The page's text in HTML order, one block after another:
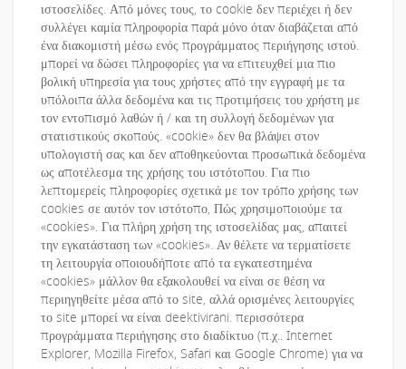
ιστοσελίδες. Από μόνες τους, το cookie δεν περιέχει ή δεν
συλλέγει καμία πληροφορία παρά μόνο όταν διαβάζεται από
ένα διακομιστή μέσω ενός προγράμματος περιήγησης ιστού.
μπορεί να δώσει πληροφορίες για να επιτευχθεί μια πιο
βολική υπηρεσία για τους χρήστες από την εγγραφή με τα
υπόλοιπα άλλα δεδομένα και τις προτιμήσεις του χρήστη με
τον εντοπισμό λαθών ή / και τη συλλογή δεδομένων για
στατιστικούς σκοπούς. «cookie» δεν θα βλάψει στον
υπολογιστή σας και δεν αποθηκεύονται προσωπικά δεδομένα
ως αποτέλεσμα της χρήσης του ιστότοπου. Για πιο
λεπτομερείς πληροφορίες σχετικά με τον τρόπο χρήσης των
cookies σε αυτόν τον ιστότοπο, Πώς χρησιμοποιούμε τα
«cookies». Για πλήρη χρήση της ιστοσελίδας μας, απαιτεί
την εγκατάσταση των «cookies». Αν θέλετε να τερματίσετε
τη λειτουργία οποιουδήποτε από τα εγκατεστημένα
«cookies» μάλλον θα εξακολουθεί να είναι σε θέση να
περιηγηθείτε μέσα από το site, αλλά ορισμένες λειτουργίες
το site μπορεί να είναι deektivirani. περισσότερα
προγράμματα περιήγησης στο διαδίκτυο (π.χ.. Internet
Explorer, Mozilla Firefox, Safari και Google Chrome) για να